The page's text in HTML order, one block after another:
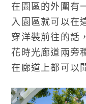
在園區的外圍有
入園區就可以在
穿洋裝前往的話
花時光廊道兩旁
在廊道上都可以